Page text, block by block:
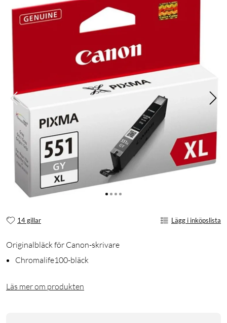
14 gillar Lägg i inköpslista
Originalbläck för Canon-skrivare
Chromalife100-bläck
Läs mer om produkten